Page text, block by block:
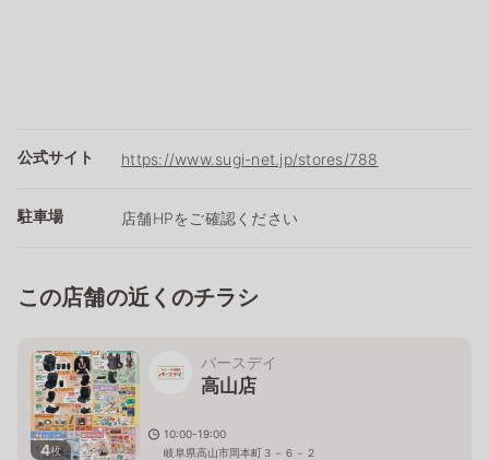
公式サイト https://www.sugi-net.jp/stores/788
駐車場 店舗HPをご確認ください
この店舗の近くのチラシ
4枚
バースデイ
高山店
10:00-19:00
岐阜県高山市岡本町３－６－２